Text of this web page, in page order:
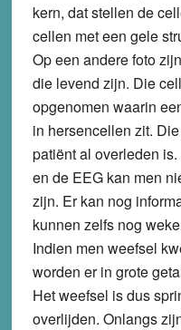
kern, dat stellen de
cellen met een gele
Op een andere foto
die levend zijn. Die
opgenomen waarin
in hersencellen zit.
patiënt al overleden
en de EEG kan men
zijn. Er kan nog
kunnen zelfs nog
Indien men weefsel
worden er in grote
Het weefsel is dus
overlijden. Onlangs